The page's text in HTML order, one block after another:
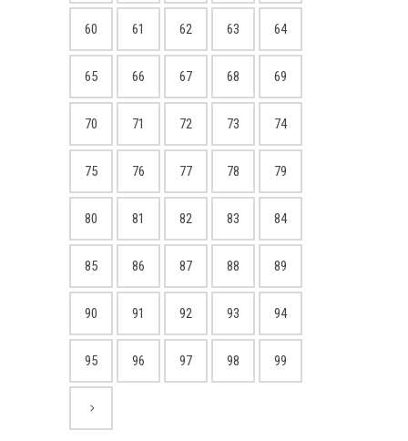
60 61 62 63 64
65 66 67 68 69
70 71 72 73 74
75 76 77 78 79
80 81 82 83 84
85 86 87 88 89
90 91 92 93 94
95 96 97 98 99